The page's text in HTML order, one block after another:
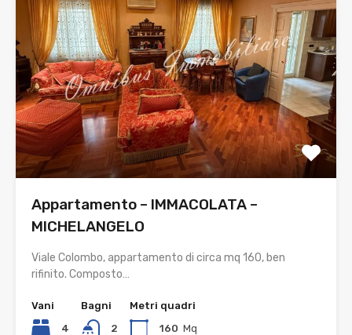
Appartamento – IMMACOLATA –
MICHELANGELO
Viale Colombo, appartamento di circa mq 160, ben
rifinito. Composto…
Vani
4
Bagni
2
Metri quadri
160 Mq